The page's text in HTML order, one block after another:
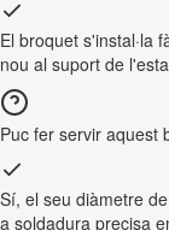
El broquet s'instal·la
nou al suport de
Puc fer servir aquest
Sí, el seu diàmetre
a soldadura precisa